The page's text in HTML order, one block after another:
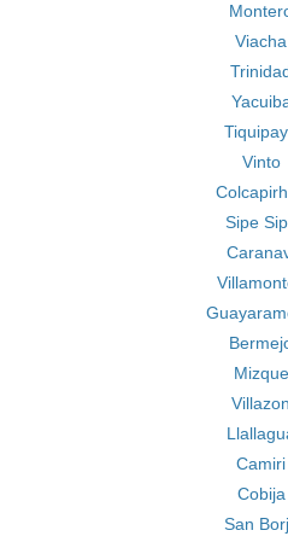
Viacha
Vinto
Sipe
Mizque
Villazon
Camiri
Cobija
San